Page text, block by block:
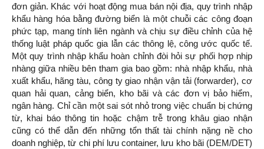
đơn giản. Khác với hoạt động mua bán nội địa, quy trình nhập
khẩu hàng hóa bằng đường biển là một chuỗi các công đoạn
phức tạp, mang tính liên ngành và chịu sự điều chỉnh của hệ
thống luật pháp quốc gia lẫn các thông lệ, công ước quốc tế.
Một quy trình nhập khẩu hoàn chỉnh đòi hỏi sự phối hợp nhịp
nhàng giữa nhiều bên tham gia bao gồm: nhà nhập khẩu, nhà
xuất khẩu, hãng tàu, công ty giao nhận vận tải (forwarder), cơ
quan hải quan, cảng biển, kho bãi và các đơn vị bảo hiểm,
ngân hàng. Chỉ cần một sai sót nhỏ trong việc chuẩn bị chứng
từ, khai báo thông tin hoặc chậm trễ trong khâu giao nhận
cũng có thể dẫn đến những tổn thất tài chính nặng nề cho
doanh nghiệp, từ chi phí lưu container, lưu kho bãi (DEM/DET)